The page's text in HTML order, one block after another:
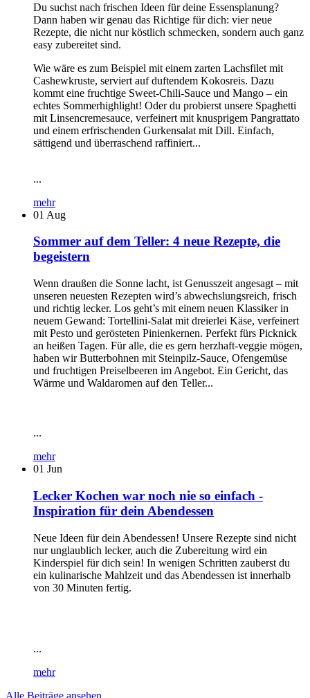
Du suchst nach frischen Ideen für deine Essensplanung?
Dann haben wir genau das Richtige für dich: vier neue
Rezepte, die nicht nur köstlich schmecken, sondern auch ganz
easy zubereitet sind.
Wie wäre es zum Beispiel mit einem zarten Lachsfilet mit
Cashewkruste, serviert auf duftendem Kokosreis. Dazu
kommt eine fruchtige Sweet-Chili-Sauce und Mango – ein
echtes Sommerhighlight! Oder du probierst unsere Spaghetti
mit Linsencremesauce, verfeinert mit knusprigem Pangrattato
und einem erfrischenden Gurkensalat mit Dill. Einfach,
sättigend und überraschend raffiniert...
...
mehr
01 Aug
Sommer auf dem Teller: 4 neue Rezepte, die
begeistern
Wenn draußen die Sonne lacht, ist Genusszeit angesagt – mit
unseren neuesten Rezepten wird’s abwechslungsreich, frisch
und richtig lecker. Los geht’s mit einem neuen Klassiker in
neuem Gewand: Tortellini-Salat mit dreierlei Käse, verfeinert
mit Pesto und gerösteten Pinienkernen. Perfekt fürs Picknick
an heißen Tagen. Für alle, die es gern herzhaft-veggie mögen,
haben wir Butterbohnen mit Steinpilz-Sauce, Ofengemüse
und fruchtigen Preiselbeeren im Angebot. Ein Gericht, das
Wärme und Waldaromen auf den Teller...
...
mehr
01 Jun
Lecker Kochen war noch nie so einfach -
Inspiration für dein Abendessen
Neue Ideen für dein Abendessen! Unsere Rezepte sind nicht
nur unglaublich lecker, auch die Zubereitung wird ein
Kinderspiel für dich sein! In wenigen Schritten zauberst du
ein kulinarische Mahlzeit und das Abendessen ist innerhalb
von 30 Minuten fertig.
...
mehr
Alle Beiträge ansehen